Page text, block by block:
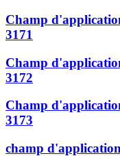
Champ
3171
Champ
3172
Champ
3173
champ